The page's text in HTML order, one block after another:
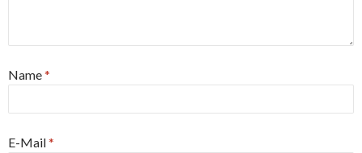
Name*
E-Mail*